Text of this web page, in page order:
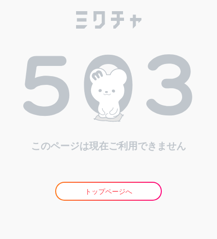
このページは現在ご利用できません